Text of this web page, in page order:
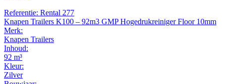
Referentie: Rental 277
Knapen Trailers K100 – 92m3 GMP Hogedrukreiniger Floor 10mm
Merk:
Knapen Trailers
Inhoud:
92 m³
Kleur:
Zilver